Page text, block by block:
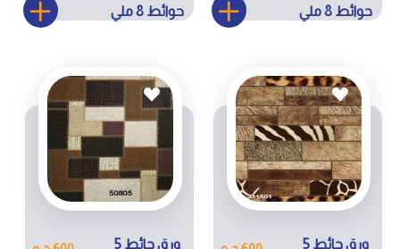
حوائط 8 ملي
حوائط 8 ملي
ورق حائط 5 ورق حائط 5